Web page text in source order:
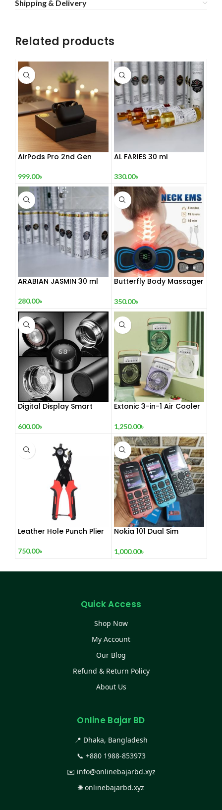
Shipping & Delivery
Related products
AirPods Pro 2nd Gen
999.00৳
AL FARIES 30 ml
330.00৳
ARABIAN JASMIN 30 ml
280.00৳
Butterfly Body Massager
রিল্যাক্সেশন! 🦋
350.00৳
Digital Display Smart
600.00৳
Extonic 3-in-1 Air Cooler
1,250.00৳
Leather Hole Punch Plier
750.00৳
Nokia 101 Dual Sim
1,000.00৳
Quick Access
Shop Now
My Account
Our Blog
Refund & Return Policy
About Us
Online Bajar BD
📍 Dhaka, Bangladesh
📞 +880 1988-853973
✉️ info@onlinebajarbd.xyz
🌐onlinebajarbd.xyz